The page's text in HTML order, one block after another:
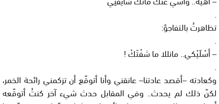
.
تظاهرتُبالتفاجؤ:
.
–أسْلَيْكي..مانللاماشفْتَكْ!
.
وكعادته–أقصد عادتنا–عانقني وأنا أتوقّعأنتزكمني رائحة الخمر،
لكنّ ذلك لم يحدث.. وفي المقابل حدث شيء آخر كنتُ أتوقّعه